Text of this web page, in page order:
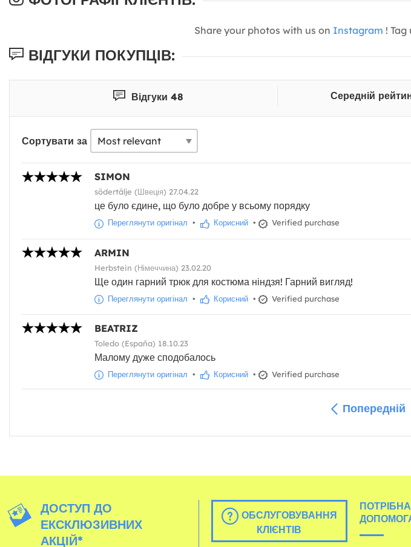
Share your photos with us on Instagram ! Tag
ВІДГУКИ ПОКУПЦІВ:
Відгуки 48 Середній
Сортувати за
SIMON
södertälje (Швеція) 27.04.22
це було єдине, що було добре у всьому порядку
Переглянути оригінал • Корисний • Verified purchase
ARMIN
Herbstein (Німеччина) 23.02.20
Ще один гарний трюк для костюма ніндзя! Гарний вигляд!
Переглянути оригінал • Корисний • Verified purchase
BEATRIZ
Toledo (España) 18.10.23
Малому дуже сподобалось
Переглянути оригінал • Корисний • Verified purchase
Попередній
ДОСТУП ДО
ЕКСКЛЮЗИВНИХ
АКЦІЙ*
ОБСЛУГОВУВАННЯ
КЛІЄНТІВ
ПОТРІБНА